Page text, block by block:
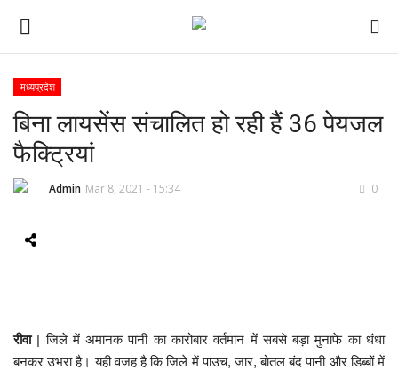
ई-पेपर
होम
देश
मध्यप्रदेश
बिना लायसेंस संचालित हो रही हैं 36 पेयजल
फैक्ट्रियां
Admin Mar 8, 2021 - 15:34 0
रीवा | जिले में अमानक पानी का कारोबार वर्तमान में सबसे बड़ा मुनाफे का धंधा
बनकर उभरा है। यही वजह है कि जिले में पाउच, जार, बोतल बंद पानी और डिब्बों में